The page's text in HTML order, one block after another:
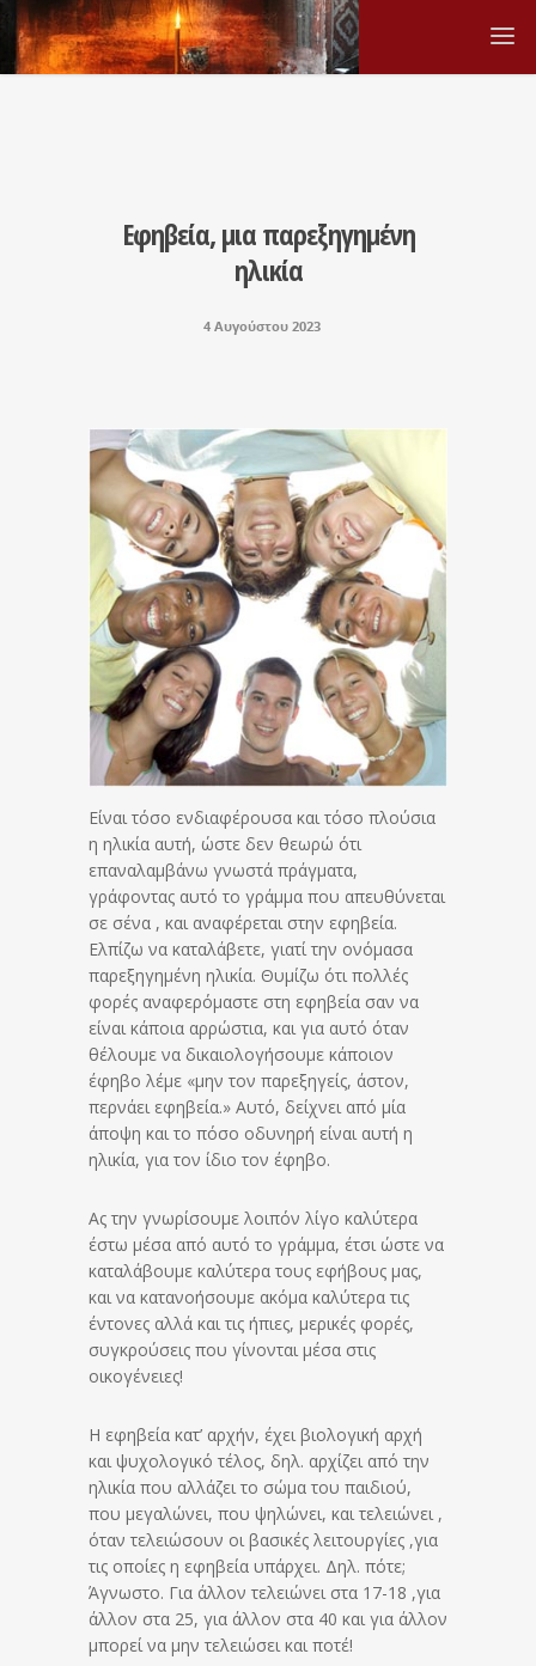
Εφηβεία, μια παρεξηγημένη
ηλικία
4 Αυγούστου 2023
Είναι τόσο ενδιαφέρουσα και τόσο πλούσια
η ηλικία αυτή, ώστε δεν θεωρώ ότι
επαναλαμβάνω γνωστά πράγματα,
γράφοντας αυτό το γράμμα που απευθύνεται
σε σένα , και αναφέρεται στην εφηβεία.
Ελπίζω να καταλάβετε, γιατί την ονόμασα
παρεξηγημένη ηλικία. Θυμίζω ότι πολλές
φορές αναφερόμαστε στη εφηβεία σαν να
είναι κάποια αρρώστια, και για αυτό όταν
θέλουμε να δικαιολογήσουμε κάποιον
έφηβο λέμε «μην τον παρεξηγείς, άστον,
περνάει εφηβεία.» Αυτό, δείχνει από μία
άποψη και το πόσο οδυνηρή είναι αυτή η
ηλικία, για τον ίδιο τον έφηβο.
Ας την γνωρίσουμε λοιπόν λίγο καλύτερα
έστω μέσα από αυτό το γράμμα, έτσι ώστε να
καταλάβουμε καλύτερα τους εφήβους μας,
και να κατανοήσουμε ακόμα καλύτερα τις
έντονες αλλά και τις ήπιες, μερικές φορές,
συγκρούσεις που γίνονται μέσα στις
οικογένειες!
Η εφηβεία κατ’ αρχήν, έχει βιολογική αρχή
και ψυχολογικό τέλος, δηλ. αρχίζει από την
ηλικία που αλλάζει το σώμα του παιδιού,
που μεγαλώνει, που ψηλώνει, και τελειώνει ,
όταν τελειώσουν οι βασικές λειτουργίες ,για
τις οποίες η εφηβεία υπάρχει. Δηλ. πότε;
Άγνωστο. Για άλλον τελειώνει στα 17-18 ,για
άλλον στα 25, για άλλον στα 40 και για άλλον
μπορεί να μην τελειώσει και ποτέ!